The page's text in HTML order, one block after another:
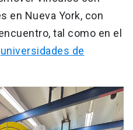
en Nueva York, con
tal como en el
universidades de